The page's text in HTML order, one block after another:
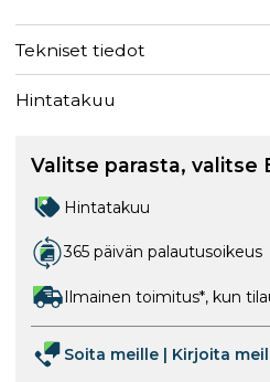
Tekniset tiedot
Hintatakuu
Valitse parasta, valitse
Hintatakuu
365 päivän palautusoikeus
Ilmainen toimitus*, kun
Soita meille | Kirjoita